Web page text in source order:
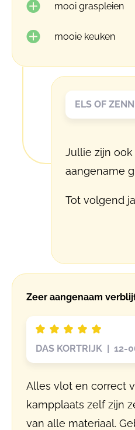
mooi graspleien
mooie keuken
ELS OF
Jullie zijn
aangename
Tot volgend
Zeer aangenaam
DAS KORTRIJK | 12-
Alles vlot en correct
kampplaats zelf zijn
van alle materiaal.